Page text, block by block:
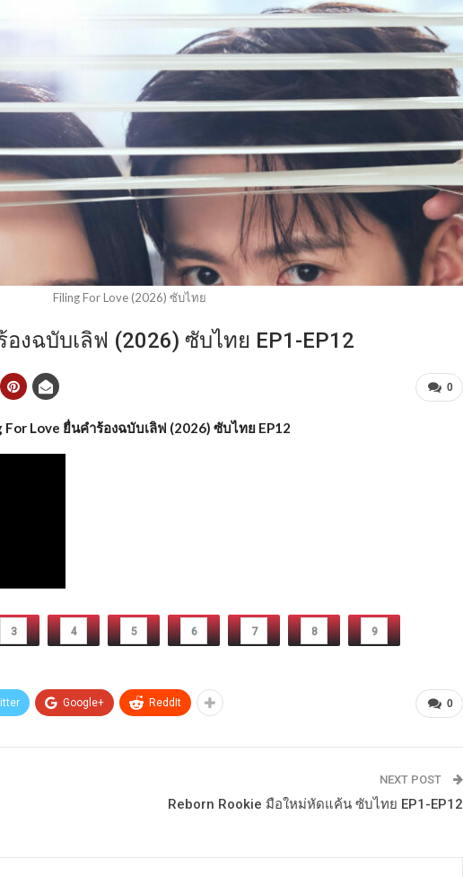
Filing For Love (2026) ซับไทย
องฉบับเลิฟ (2026) ซับไทย EP1-EP12
0
For Love ยื่นคำร้องฉบับเลิฟ (2026) ซับไทย EP12
3 4 5 6 7 8 9
0
Google+ ReddIt
NEXT POST
Reborn Rookie มือใหม่หัดแค้น ซับไทย EP1-EP12